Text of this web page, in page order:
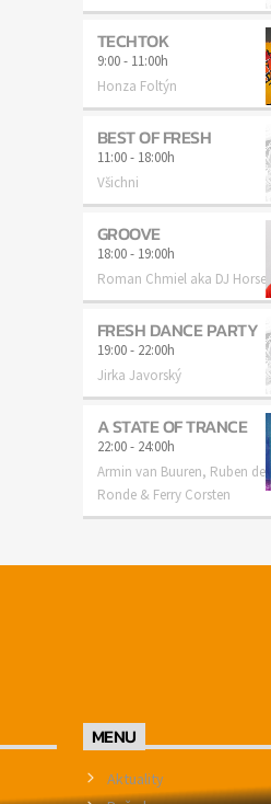
TECHTOK
9:00- 11:00h
Honza Foltýn
BEST OF FRESH
11:00- 18:00h
Všichni
GROOVE
18:00- 19:00h
Roman Chmiel aka DJ Horse
FRESH DANCE PARTY
19:00- 22:00h
Jirka Javorský
A STATE OF TRANCE
22:00- 24:00h
Armin van Buuren, Ruben de
Ronde & Ferry Corsten
MENU
Aktuality